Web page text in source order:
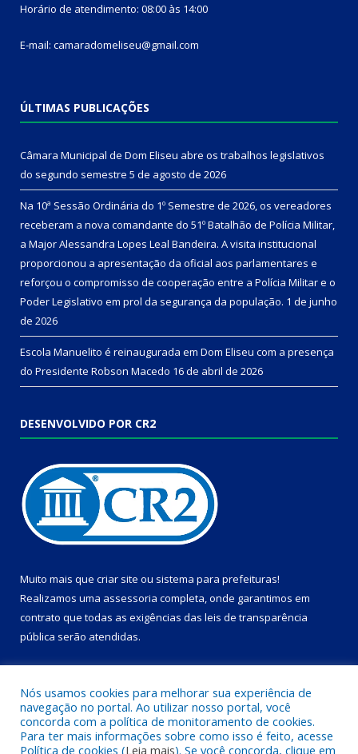
Horário de atendimento: 08:00 às 14:00
E-mail: camaradomeliseu@gmail.com
ÚLTIMAS PUBLICAÇÕES
Câmara Municipal de Dom Eliseu abre os trabalhos legislativos
do segundo semestre 5 de agosto de 2026
Na 10ª Sessão Ordinária do 1º Semestre de 2026, os vereadores
receberam a nova comandante do 51º Batalhão de Polícia Militar,
a Major Alessandra Lopes Leal Bandeira. A visita institucional
proporcionou a apresentação da oficial aos parlamentares e
reforçou o compromisso de cooperação entre a Polícia Militar e o
Poder Legislativo em prol da segurança da população. 1 de junho
de 2026
Escola Manuelito é reinaugurada em Dom Eliseu com a presença
do Presidente Robson Macedo 16 de abril de 2026
DESENVOLVIDO POR CR2
Muito mais que criar site ou sistema para prefeituras!
Realizamos uma assessoria completa, onde garantimos em
contrato que todas as exigências das leis de transparência
pública serão atendidas.
Nós usamos cookies para melhorar sua experiência de
navegação no portal. Ao utilizar nosso portal, você
concorda com a política de monitoramento de cookies.
Para ter mais informações sobre como isso é feito, acesse
Política de cookies (Leia mais). Se você concorda, clique em